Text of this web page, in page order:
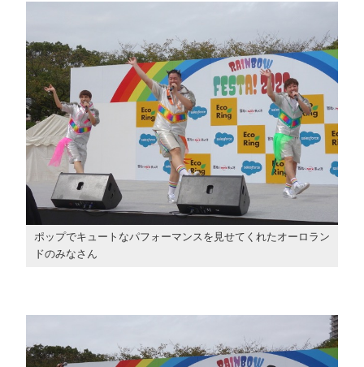
ポップでキュートなパフォーマンスを見せてくれたオーロラン
ドのみなさん